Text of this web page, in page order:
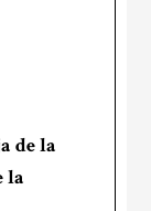
de la
la